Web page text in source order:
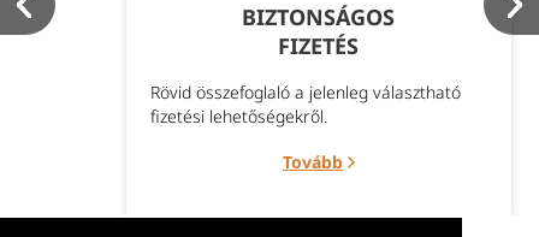
BIZTONSÁGOS
FIZETÉS
Rövid összefoglaló a jelenleg választható
fizetési lehetőségekről.
Tovább